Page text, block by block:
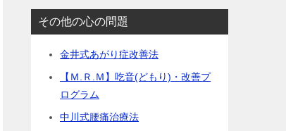
その他の心の問題
金井式あがり症改善法
【Ｍ.Ｒ.Ｍ】吃音(どもり)・改善プ
ログラム
中川式腰痛治療法